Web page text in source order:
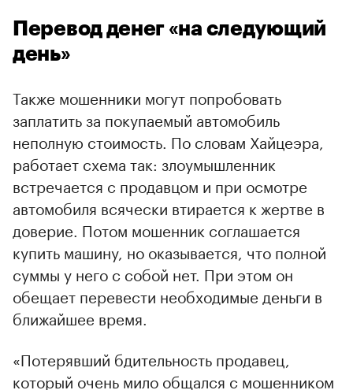
Перевод денег «на следующий
день»
Также мошенники могут попробовать
заплатить за покупаемый автомобиль
неполную стоимость. По словам Хайцеэра,
работает схема так: злоумышленник
встречается с продавцом и при осмотре
автомобиля всячески втирается к жертве в
доверие. Потом мошенник соглашается
купить машину, но оказывается, что полной
суммы у него с собой нет. При этом он
обещает перевести необходимые деньги в
ближайшее время.
«Потерявший бдительность продавец,
который очень мило общался с мошенником